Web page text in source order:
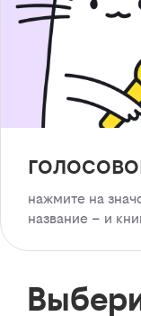
нажмите на
название – и